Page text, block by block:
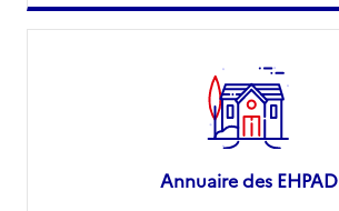
Annuaire des EHPAD